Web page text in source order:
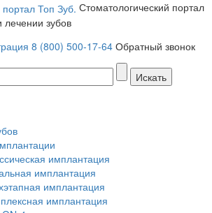
Стоматологический портал
зубов
8 (800) 500-17-64 Обратный звонок
имплантация
имплантация
имплантация
имплантация